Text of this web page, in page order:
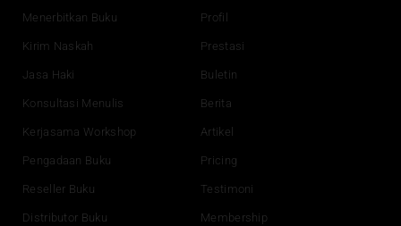
o
e
n
Menerbitkan Buku
Kirim Naskah
Jasa Haki
Konsultasi Menulis
Kerjasama Workshop
Pengadaan Buku
Reseller Buku
Distributor Buku
Profil
Prestasi
Buletin
Berita
Artikel
Pricing
Testimoni
Membership